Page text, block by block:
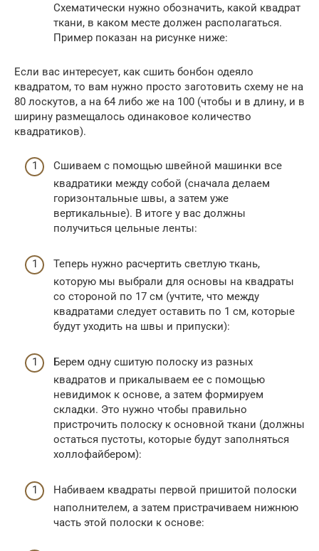
Схематически нужно обозначить, какой квадрат
ткани, в каком месте должен располагаться.
Пример показан на рисунке ниже:
Если вас интересует, как сшить бонбон одеяло
квадратом, то вам нужно просто заготовить схему не на
80 лоскутов, а на 64 либо же на 100 (чтобы и в длину, и в
ширину размещалось одинаковое количество
квадратиков).
Сшиваем с помощью швейной машинки все
квадратики между собой (сначала делаем
горизонтальные швы, а затем уже
вертикальные). В итоге у вас должны
получиться цельные ленты:
Теперь нужно расчертить светлую ткань,
которую мы выбрали для основы на квадраты
со стороной по 17 см (учтите, что между
квадратами следует оставить по 1 см, которые
будут уходить на швы и припуски):
Берем одну сшитую полоску из разных
квадратов и прикалываем ее с помощью
невидимок к основе, а затем формируем
складки. Это нужно чтобы правильно
пристрочить полоску к основной ткани (должны
остаться пустоты, которые будут заполняться
холлофайбером):
Набиваем квадраты первой пришитой полоски
наполнителем, а затем пристрачиваем нижнюю
часть этой полоски к основе: